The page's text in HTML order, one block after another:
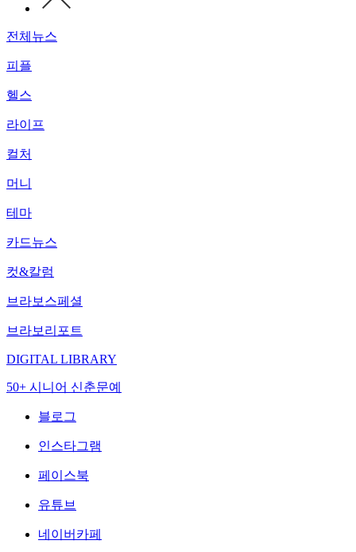
전체뉴스
피플
헬스
라이프
컬처
머니
테마
카드뉴스
컷&칼럼
브라보스페셜
브라보리포트
DIGITAL LIBRARY
50+ 시니어 신춘문예
블로그
인스타그램
페이스북
유튜브
네이버카페